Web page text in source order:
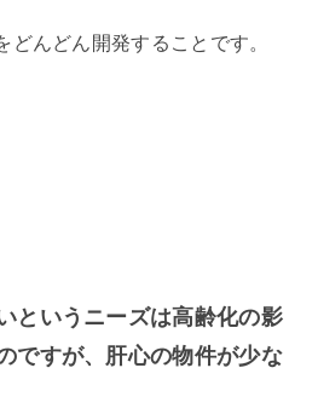
どんどん開発することです。
というニーズは高齢化の影
ですが、肝心の物件が少な